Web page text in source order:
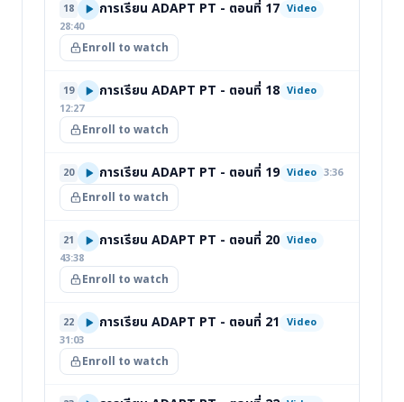
18 การเรียน ADAPT PT - ตอนที่ 17 Video
28:40
Enroll to watch
19 การเรียน ADAPT PT - ตอนที่ 18 Video
12:27
Enroll to watch
20 การเรียน ADAPT PT - ตอนที่ 19 Video 3:36
Enroll to watch
21 การเรียน ADAPT PT - ตอนที่ 20 Video
43:38
Enroll to watch
22 การเรียน ADAPT PT - ตอนที่ 21 Video
31:03
Enroll to watch